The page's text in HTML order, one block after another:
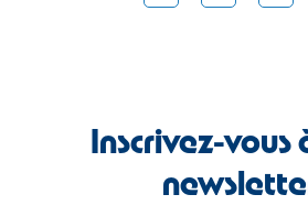
Inscrivez-vous